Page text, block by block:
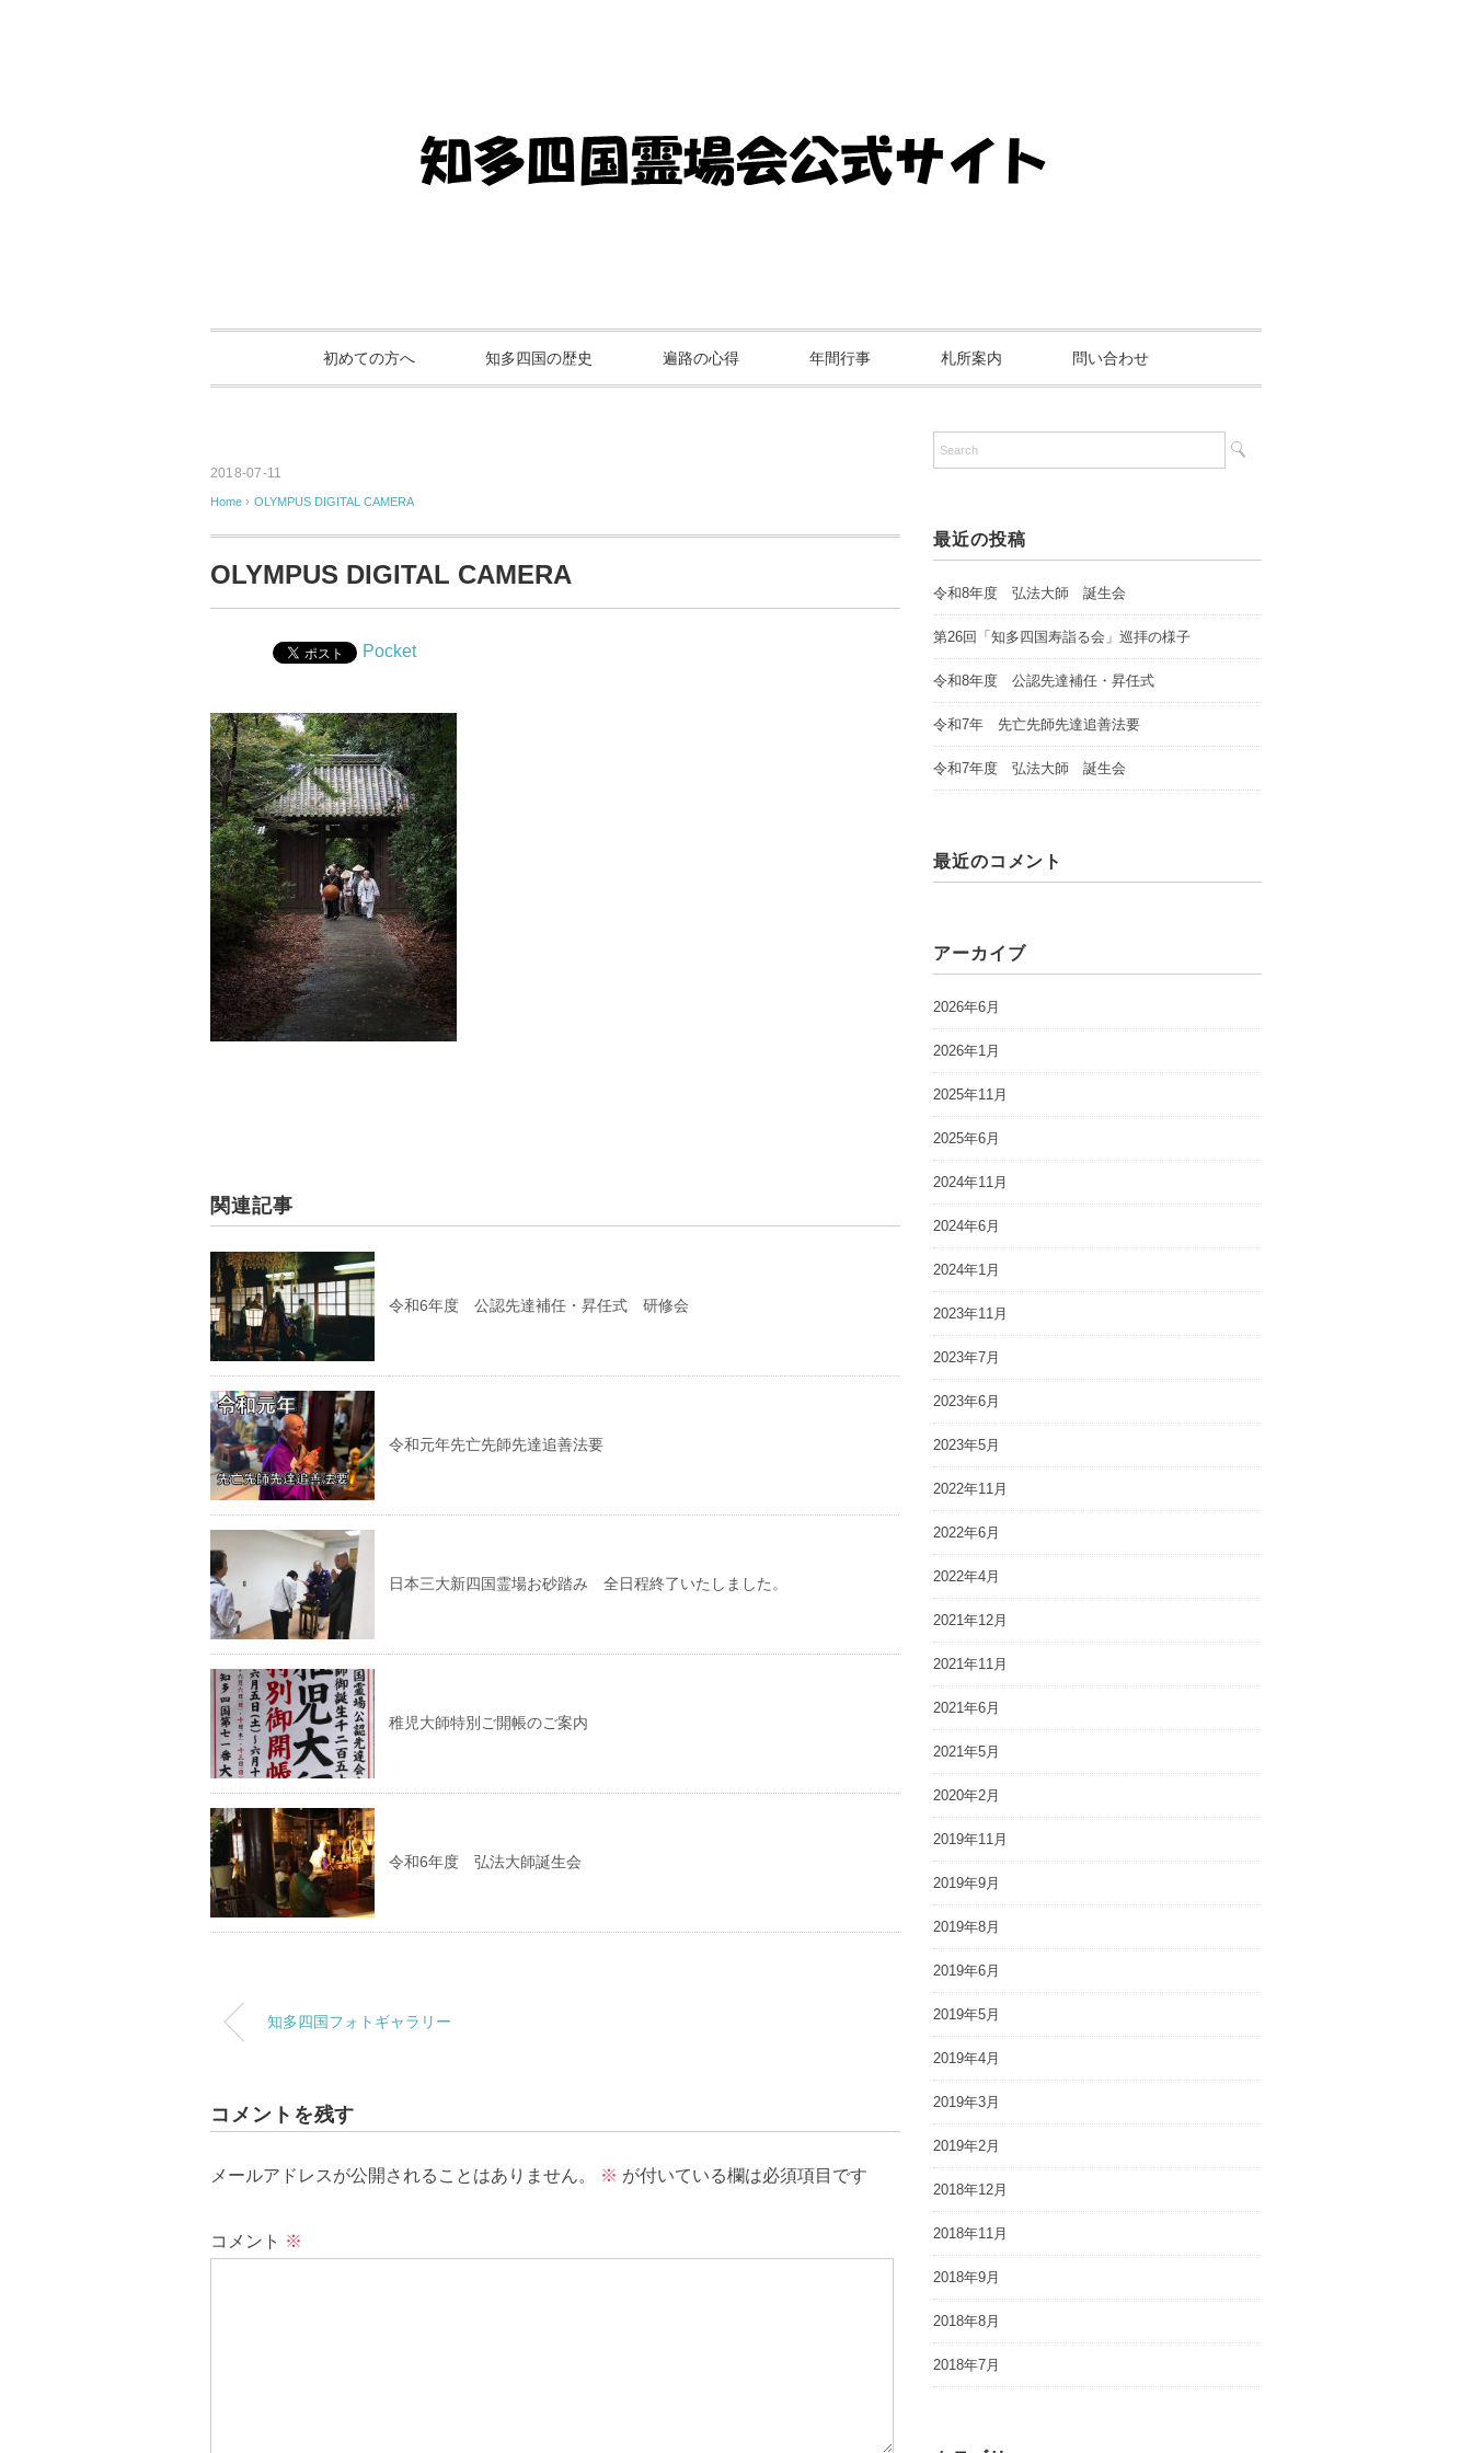
初めての方へ 知多四国の歴史 遍路の心得 年間行事 札所案内 問い合わせ
2018-07-11
Home › OLYMPUS DIGITAL CAMERA
OLYMPUS DIGITAL CAMERA
Pocket
関連記事
令和6年度 公認先達補任・昇任式 研修会
令和元年先亡先師先達追善法要
日本三大新四国霊場お砂踏み 全日程終了いたしました。
稚児大師特別ご開帳のご案内
令和6年度 弘法大師誕生会
知多四国フォトギャラリー
コメントを残す
メールアドレスが公開されることはありません。 ※ が付いている欄は必須項目です
コメント ※
最近の投稿
令和8年度 弘法大師 誕生会
第26回「知多四国寿詣る会」巡拝の様子
令和8年度 公認先達補任・昇任式
令和7年 先亡先師先達追善法要
令和7年度 弘法大師 誕生会
最近のコメント
アーカイブ
2026年6月
2026年1月
2025年11月
2025年6月
2024年11月
2024年6月
2024年1月
2023年11月
2023年7月
2023年6月
2023年5月
2022年11月
2022年6月
2022年4月
2021年12月
2021年11月
2021年6月
2021年5月
2020年2月
2019年11月
2019年9月
2019年8月
2019年6月
2019年5月
2019年4月
2019年3月
2019年2月
2018年12月
2018年11月
2018年9月
2018年8月
2018年7月